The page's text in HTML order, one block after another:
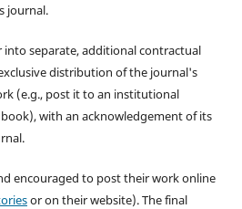
journal.
into separate, additional contractual
distribution of the journal's
(e.g., post it to an institutional
with an acknowledgement of its
encouraged to post their work online
or on their website). The final